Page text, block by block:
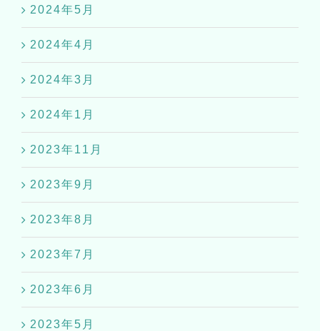
2024年5月
2024年4月
2024年3月
2024年1月
2023年11月
2023年9月
2023年8月
2023年7月
2023年6月
2023年5月